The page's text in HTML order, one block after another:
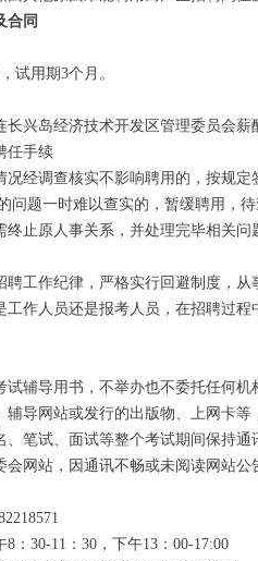
合同
用期3个月。
岛经济技术开发区管理委员会薪
手续
调查核实不影响聘用的，按规定
问题一时难以查实的，暂缓聘用，待
原人事关系，并处理完毕相关问
作纪律，严格实行回避制度，从
作人员还是报考人员，在招聘过
导用书，不举办也不委托任何机
导网站或发行的出版物、上网卡
试、面试等整个考试期间保持通
网站，因通讯不畅或未阅读网站公
30-11：30，下午13：00-17:00